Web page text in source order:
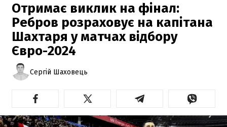
Отримає виклик на фінал:
Ребров розраховує на капітана
Шахтаря у матчах відбору
Євро-2024
Сергій Шаховець